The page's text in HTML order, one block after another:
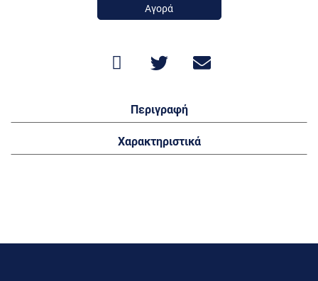
Αγορά
Περιγραφή
Χαρακτηριστικά